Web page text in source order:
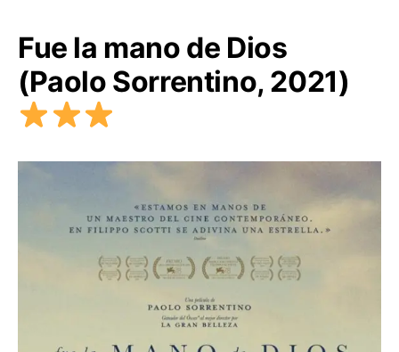
Fue la mano de Dios
(Paolo Sorrentino, 2021)